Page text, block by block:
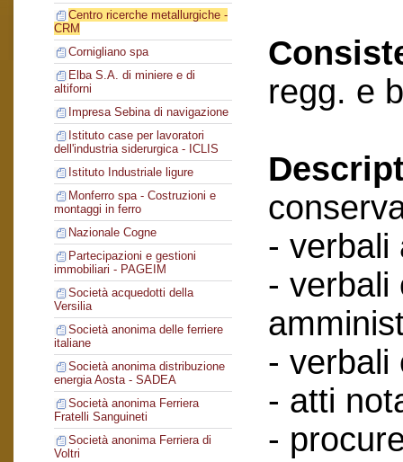
Centro ricerche metallurgiche -
CRM
Cornigliano spa
Elba S.A. di miniere e di
altiforni
Impresa Sebina di navigazione
Istituto case per lavoratori
dell'industria siderurgica - ICLIS
Istituto Industriale ligure
Monferro spa - Costruzioni e
montaggi in ferro
Nazionale Cogne
Partecipazioni e gestioni
immobiliari - PAGEIM
Società acquedotti della
Versilia
Società anonima delle ferriere
italiane
Società anonima distribuzione
energia Aosta - SADEA
Società anonima Ferriera
Fratelli Sanguineti
Società anonima Ferriera di
Voltri
regg. e
- verbali
- verbali
- verbali
- atti
-